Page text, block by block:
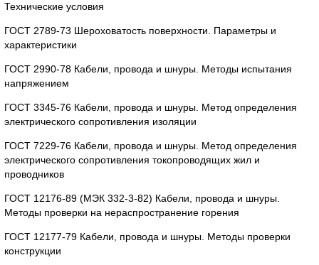
Технические условия
ГОСТ 2789-73 Шероховатость поверхности. Параметры и
характеристики
ГОСТ 2990-78 Кабели, провода и шнуры. Методы испытания
напряжением
ГОСТ 3345-76 Кабели, провода и шнуры. Метод определения
электрического сопротивления изоляции
ГОСТ 7229-76 Кабели, провода и шнуры. Метод определения
электрического сопротивления токопроводящих жил и
проводников
ГОСТ 12176-89 (МЭК 332-3-82) Кабели, провода и шнуры.
Методы проверки на нераспространение горения
ГОСТ 12177-79 Кабели, провода и шнуры. Методы проверки
конструкции